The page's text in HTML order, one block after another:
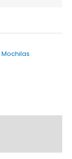
Mochilas